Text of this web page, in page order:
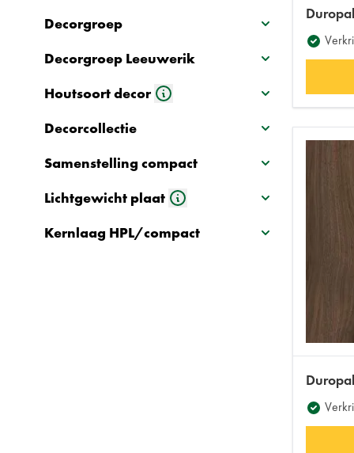
Decorgroep
Decorgroep Leeuwerik
Houtsoort decor
Decorcollectie
Samenstelling compact
Lichtgewicht plaat
Kernlaag HPL/compact